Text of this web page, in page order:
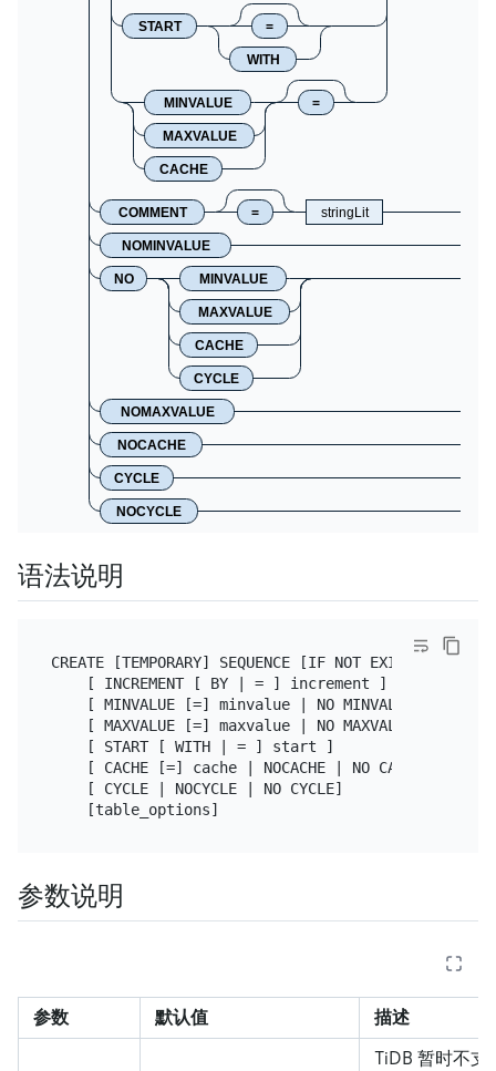
START =
WITH
MINVALUE
MAXVALUE
CACHE
=
COMMENT = stringLit
NOMINVALUE
NO MINVALUE
MAXVALUE
CACHE
CYCLE
NOMAXVALUE
NOCACHE
CYCLE
NOCYCLE
语法说明
CREATE [TEMPORARY] SEQUENCE [IF NOT EXISTS]
    [ INCREMENT [ BY | = ] increment ]
[ MINVALUE [=] minvalue | NO MINVALUE |
[ MAXVALUE [=] maxvalue | NO MAXVALUE |
    [ START [ WITH | = ] start ]
    [ CACHE [=] cache | NOCACHE | NO CACHE]
    [ CYCLE | NOCYCLE | NO CYCLE]
参数说明
参数 默认值 描述
TiDB 暂时不支